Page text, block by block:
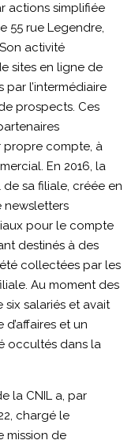
actions simplifiée
55 rue Legendre,
activité
sites en ligne de
l’intermédiaire
prospects. Ces
propre compte, à
En 2016, la
sa filiale, créée en
newsletters
pour le compte
destinés à des
collectées par les
Au moment des
salariés et avait
d’affaires et un
occultés dans la
la CNIL a, par
chargé le
mission de